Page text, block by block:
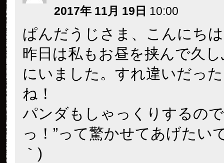
2017年 11月 19日 10:00
ぱんだうじさま、こんにち
昨日は私もお昼を挟んで久
にいました。すれ違いだっ
ね！
パンダもしゃっくりするの
っ！”って驚かせてあげたい
｀)